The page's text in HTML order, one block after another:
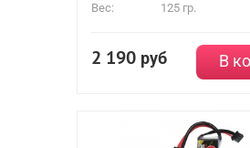
Вес:
125 гр.
2 190 руб В